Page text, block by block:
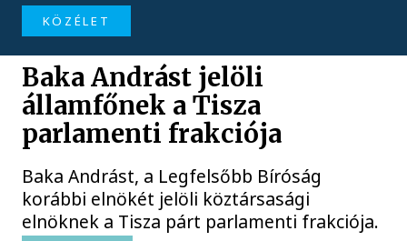
KÖZÉLET
Baka Andrást jelöli
államfőnek a Tisza
parlamenti frakciója
Baka Andrást, a Legfelsőbb Bíróság
korábbi elnökét jelöli köztársasági
elnöknek a Tisza párt parlamenti frakciója.